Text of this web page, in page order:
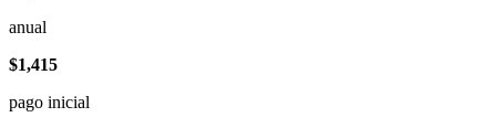
anual
$1,415
pago inicial